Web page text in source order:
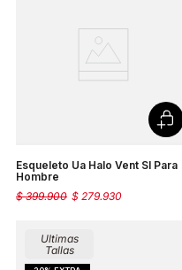
Esqueleto Ua Halo Vent Sl Para
Hombre
$ 279.930
$ 399.900
Ultimas
Tallas